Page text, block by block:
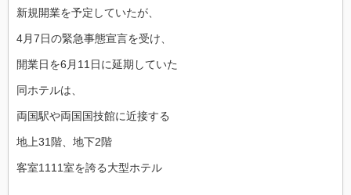
新規開業を予定していたが、
4月7日の緊急事態宣言を受け、
開業日を6月11日に延期していた
同ホテルは、
両国駅や両国国技館に近接する
地上31階、地下2階
客室1111室を誇る大型ホテル